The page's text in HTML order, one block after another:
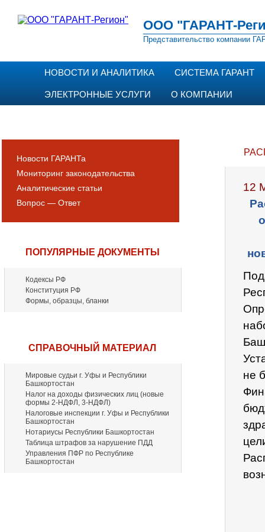
ООО "ГАРАНТ-
Представительство компании
НОВОСТИ И АНАЛИТИКА СИСТЕМА ГАРАНТ
ЭЛЕКТРОННЫЕ УСЛУГИ О КОМПАНИИ
Новости ГАРАНТа
Мониторинг законодательства
Аналитические статьи
Вопрос — Ответ
ПОПУЛЯРНЫЕ ДОКУМЕНТЫ
Кодексы РФ
Конституция РФ
Формы, образцы, бланки
СПРАВОЧНЫЙ МАТЕРИАЛ
Мировые судьи г. Уфы и Республики
Башкортостан
Налог на доходы физических лиц (новые
формы 2-НДФЛ, 3-НДФЛ)
Налоговые инспекции г. Уфы и Республики
Башкортостан
Нотариусы Республики Башкортостан
Таблица штрафов за нарушение ПДД
Управления ПФР по Республике
Башкортостан
12
не